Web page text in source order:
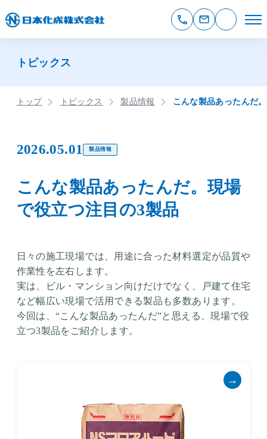
トピックス
トップ トピックス 製品情報 こんな製品あったんだ
2026.05.01 製品情報
こんな製品あったんだ。現場
で役立つ注目の3製品
日々の施工現場では、用途に合った材料選定が品質や
作業性を左右します。
実は、ビル・マンション向けだけでなく、戸建て住宅
など幅広い現場で活用できる製品も多数あります。
今回は、“こんな製品あったんだ”と思える、現場で役
立つ3製品をご紹介します。
→